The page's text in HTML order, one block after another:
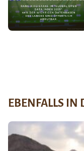
EBENFALLS IN